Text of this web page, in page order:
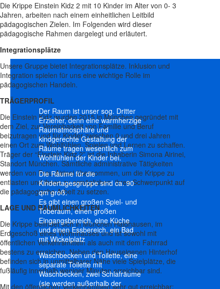
Die Krippe Einstein Kidz 2 mit 10 Kinder im Alter von 0- 3
Jahren, arbeiten nach einem einheitlichen Leitbild
pädagogischen Zielen. Im Folgenden wird dieser
pädagogische Rahmen dargelegt und erläutert.
Integrationsplätze
Unsere Gruppe bietet Integrationsplätze. Inklusion und
Integration spielen für uns eine wichtige Rolle im
pädagogischen Handeln.
TRÄGERPROFIL
Die Einstein Kidz wurden 2015 in München gegründet mit
dem Ziel, zur Vereinbarkeit von Familie und Beruf
beizutragen und für Kinder zwischen 0 und drei Jahren
einen Ort zum Wohlfühlen, Spielen und Lernen zu schaffen.
Träger der “Einstein Kidz 2” ist die Inhaberin Simona Airinei,
Standort München. Sämtliche administrative Tätigkeiten
werden von Frau Airinei übernommen, um die Krippe zu
entlasten und ihnen zu ermöglichen, ihren Schwerpunkt auf
die pädagogische Arbeit zu setzen.
LAGE UND RÄUMLICHKEITEN
Die Krippe befindet sich in München Haidhausen, im
Erdgeschoß eines Wohnhauses und ist sowohl mit
öffentlichen Verkehrsmitteln als auch mit dem Fahrrad
bestens zu erreichen. Neben den Hauseigenen Hinterhof
befinden sich in unmittelbarer Nähe viele Spielplätze, die
fußläufig innerhalb weniger Minuten erreichbar sind.
Mit den öffentlichen Verkehrsmitteln sehr gut erreichbar:
Der Raum ist unser sog. Dritter
Erzieher, denn eine warmherzige
Raumatmosphäre und
kindgerechte Gestaltung der
Räume tragen wesentlich zum
Wohlfühlen der Kinder bei.
Die Räume für die
Kindertagesgruppe sind ca. 90
qm groß.
Es gibt einen großen Spiel- und
Toberaum, einen großen
Eingangsbereich, eine Küche
und einen Essbereich, ein Bad
mit Wickelplatz
Waschbecken und Toilette, eine
separate Toilette mit
Waschbecken, zwei Schlafräume
(sie werden außerhalb der